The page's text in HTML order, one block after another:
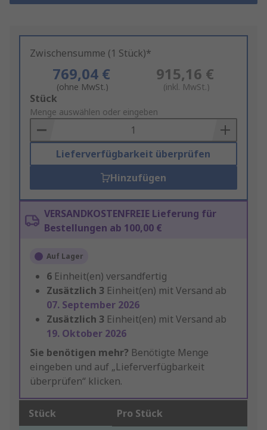
Zwischensumme (1 Stück)*
769,04 €
(ohne MwSt.)
915,16 €
(inkl. MwSt.)
Add
to
Basket
Stück
Menge auswählen oder eingeben
Lieferverfügbarkeit überprüfen
Hinzufügen
VERSANDKOSTENFREIE Lieferung für
Bestellungen ab 100,00 €
Auf Lager
6 Einheit(en) versandfertig
Zusätzlich 3 Einheit(en) mit Versand ab
07. September 2026
Zusätzlich 3 Einheit(en) mit Versand ab
19. Oktober 2026
Sie benötigen mehr? Benötigte Menge
eingeben und auf „Lieferverfügbarkeit
überprüfen“ klicken.
Stück Pro Stück